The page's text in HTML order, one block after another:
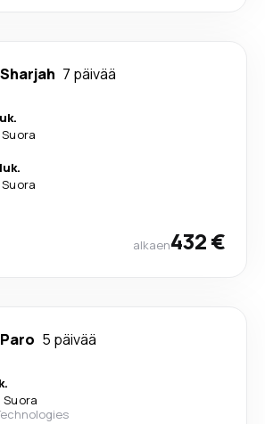
Sharjah 7 päivää
Suora
Suora
alkaen432 €
Paro 5 päivää
Suora